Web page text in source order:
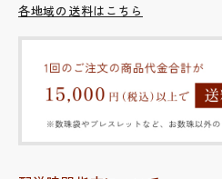
各地域の送料はこちら